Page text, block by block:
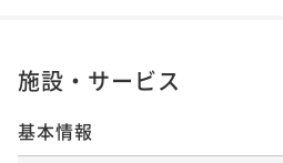
施設・サービス
基本情報